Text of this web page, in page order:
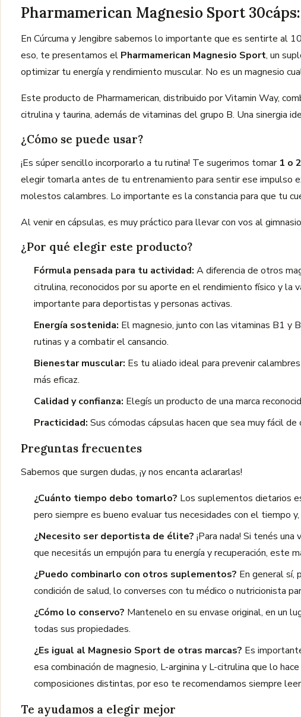
Pharmamerican Magnesio Sport
En Cúrcuma y Jengibre sabemos lo importante que es sentirte al
eso, te presentamos el Pharmamerican Magnesio Sport, un
optimizar tu energía y rendimiento muscular. No es un magnesio
Este producto de Pharmamerican, distribuido por Vitamin Way,
citrulina y taurina, además de vitaminas del grupo B. Una sinergia
¿Cómo se puede usar?
¡Es súper sencillo incorporarlo a tu rutina! Te sugerimos tomar 1 o
elegir tomarla antes de tu entrenamiento para sentir ese impulso
molestos calambres. Lo importante es la constancia para que tu
Al venir en cápsulas, es muy práctico para llevar con vos al
¿Por qué elegir este producto?
Fórmula pensada para tu actividad: A diferencia de otros
citrulina, reconocidos por su aporte en el rendimiento físico y la
importante para deportistas y personas activas.
Energía sostenida: El magnesio, junto con las vitaminas B1
rutinas y a combatir el cansancio.
Bienestar muscular: Es tu aliado ideal para prevenir
más eficaz.
Calidad y confianza: Elegís un producto de una marca
Practicidad: Sus cómodas cápsulas hacen que sea muy fácil
Preguntas frecuentes
Sabemos que surgen dudas, ¡y nos encanta aclararlas!
¿Cuánto tiempo debo tomarlo? Los suplementos dietarios
pero siempre es bueno evaluar tus necesidades con el tiempo
¿Necesito ser deportista de élite? ¡Para nada! Si tenés
que necesitás un empujón para tu energía y recuperación, este
¿Puedo combinarlo con otros suplementos? En general sí,
condición de salud, lo converses con tu médico o nutricionista
¿Cómo lo conservo? Mantenelo en su envase original, en un
todas sus propiedades.
¿Es igual al Magnesio Sport de otras marcas? Es
esa combinación de magnesio, L-arginina y L-citrulina que lo
composiciones distintas, por eso te recomendamos siempre
Te ayudamos a elegir mejor